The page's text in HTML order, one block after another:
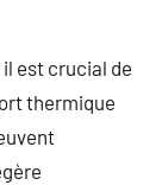
est crucial de
thermique